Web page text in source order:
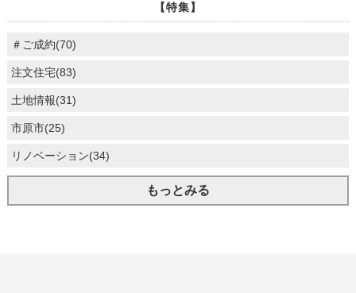
【特集】
＃ご成約(70)
注文住宅(83)
土地情報(31)
市原市(25)
リノベーション(34)
もっとみる